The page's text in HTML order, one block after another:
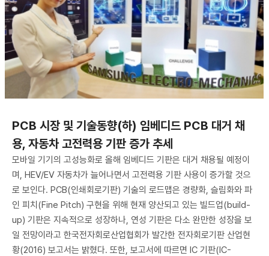
PCB 시장 및 기술동향(하) 임베디드 PCB 대거 채
용, 자동차 고전력용 기판 증가 추세
모바일 기기의 고성능화로 올해 임베디드 기판은 대거 채용될 예정이
며, HEV/EV 자동차가 늘어나면서 고전력용 기판 사용이 증가할 것으
로 보인다. PCB(인쇄회로기판) 기술의 로드맵은 경량화, 슬림화와 파
인 피치(Fine Pitch) 구현을 위해 현재 양산되고 있는 빌드업(build-
up) 기판은 지속적으로 성장하나, 연성 기판은 다소 완만한 성장을 보
일 전망이라고 한국전자회로산업협회가 발간한 전자회로기판 산업현
황(2016) 보고서는 밝혔다. 또한, 보고서에 따르면 IC 기판(IC-